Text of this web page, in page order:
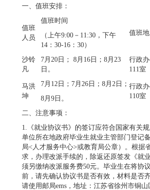
一、值班安排：
值班
人员
值班时间
（上午9:00－11:30，下午
14：30-16：30）
值班
沙铃
凡
7月20日； 8月16日；8月23
日。
行政
111室
马洪
坤
7月12日；7月26日；8月2日；
8月9日。
行政
110室
二、注意事项：
1.《就业协议书》的签订应符合国家有关
单位所在地政府毕业生就业主管部门登记
局<人才服务中心>或教育局公章）。根据
求，办理改派手续的，除返还原签发《就
须另缴纳改派服务费50元。毕业生在将协
前，请先确认协议书是否有效，材料是否
请使用邮局ems，地址：江苏省徐州市铜山